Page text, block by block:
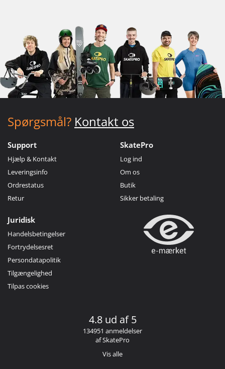
Spørgsmål? Kontakt os
Support
Hjælp & Kontakt
Leveringsinfo
Ordrestatus
Retur
SkatePro
Log ind
Om os
Butik
Sikker betaling
Juridisk
Handelsbetingelser
Fortrydelsesret
Persondatapolitik
Tilgængelighed
Tilpas cookies
4.8 ud af 5
134951 anmeldelser
af SkatePro
Vis alle